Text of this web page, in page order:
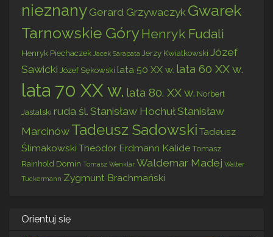
nieznany Gerard Grzywaczyk Gwarek
Tarnowskie GóryHenryk Fudali
Henryk Piechaczek Jacek Sarapata Jerzy Kwiatkowski Józef
Sawicki Józef Sękowski lata 50 XX w. lata 60 XX w.
lata 70 XX w. lata 80. XX w. Norbert
Jastalski ruda śl. Stanisław HochułStanisław
Marcinów Tadeusz Sadowski Tadeusz
Ślimakowski Theodor Erdmann KalideTomasz
Rainhold Domin Tomasz Wenklar Waldemar Madej Walter
Tuckermann Zygmunt Brachmański
Orientuj się